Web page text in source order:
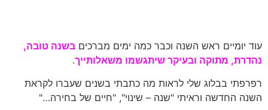
עוד יומיים ראש השנה וכבר כמה ימים מברכים בשנה טובה,
נהדרת, מתוקה ובעיקר שיתגשמו משאלותייך.
רפרפתי בבלוג שלי לראות מה כתבתי בשנים שעברו לקראת
השנה החדשה וראיתי "שנה – שינוי", "חיים של בחירה…"